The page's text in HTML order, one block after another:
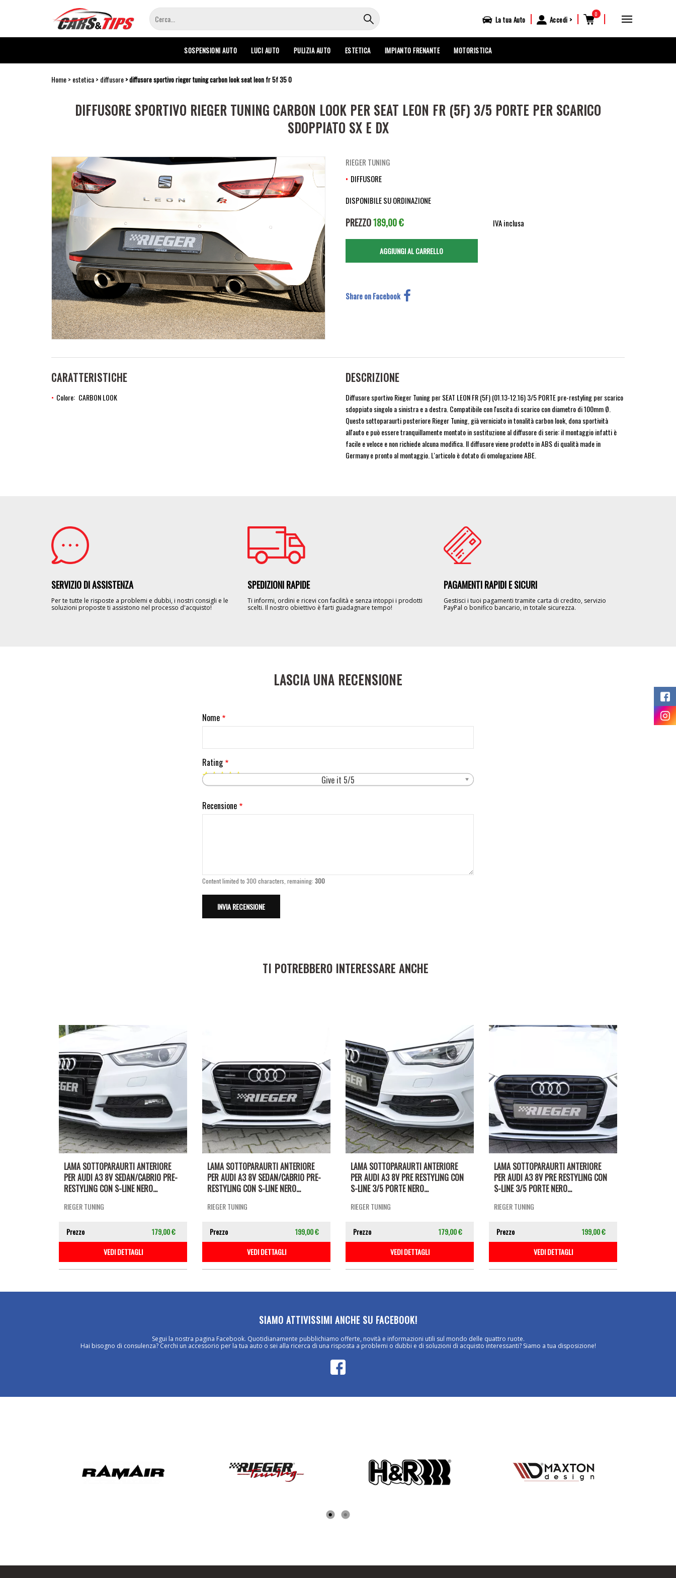
principale
La tua Auto | Accedi | 0 |
SOSPENSIONI AUTO LUCI AUTO PULIZIA AUTO ESTETICA IMPIANTO FRENANTE MOTORISTICA
Home estetica diffusore diffusore sportivo rieger tuning carbon look seat leon fr 5f 35 0
DIFFUSORE SPORTIVO RIEGER TUNING CARBON LOOK PER SEAT LEON FR (5F) 3/5 PORTE PER SCARICO
SDOPPIATO SX E DX
RIEGER TUNING
DIFFUSORE
DISPONIBILE SU ORDINAZIONE
PREZZO189,00 € IVA inclusa
Share on Facebook
CARATTERISTICHE
Colore CARBON LOOK
DESCRIZIONE
Diffusore sportivo Rieger Tuning per SEAT LEON FR (5F) (01.13-12.16) 3/5 PORTE pre-restyling per scarico
sdoppiato singolo a sinistra e a destra. Compatibile con l'uscita di scarico con diametro di 100mm Ø.
Questo sottoparaurti posteriore Rieger Tuning, già verniciato in tonalità carbon look, dona sportività
all'auto e può essere tranquillamente montato in sostituzione al diffusore di serie: il montaggio infatti è
facile e veloce e non richiede alcuna modifica. Il diffusore viene prodotto in ABS di qualità made in
Germany e pronto al montaggio. L'articolo è dotato di omologazione ABE.
Image
SERVIZIO DI ASSISTENZA
Per te tutte le risposte a problemi e dubbi, i nostri consigli e le
soluzioni proposte ti assistono nel processo d'acquisto!
Image
SPEDIZIONI RAPIDE
Ti informi, ordini e ricevi con facilità e senza intoppi i prodotti
scelti. Il nostro obiettivo è farti guadagnare tempo!
Image
PAGAMENTI RAPIDI E SICURI
Gestisci i tuoi pagamenti tramite carta di credito, servizio
PayPal o bonifico bancario, in totale sicurezza.
LASCIA UNA RECENSIONE
Nome
Rating
Give it 5/5
Recensione
Content limited to 300 characters, remaining: 300
TI POTREBBERO INTERESSARE ANCHE
LAMA SOTTOPARAURTI ANTERIORE
PER AUDI A3 8V SEDAN/CABRIO PRE-
RESTYLING CON S-LINE NERO...
RIEGER TUNING
Prezzo
179,00 €
VEDI DETTAGLI
LAMA SOTTOPARAURTI ANTERIORE
PER AUDI A3 8V SEDAN/CABRIO PRE-
RESTYLING CON S-LINE NERO...
RIEGER TUNING
Prezzo
199,00 €
VEDI DETTAGLI
LAMA SOTTOPARAURTI ANTERIORE
PER AUDI A3 8V PRE RESTYLING CON
S-LINE 3/5 PORTE NERO...
RIEGER TUNING
Prezzo
179,00 €
VEDI DETTAGLI
LAMA SOTTOPARAURTI ANTERIORE
PER AUDI A3 8V PRE RESTYLING CON
S-LINE 3/5 PORTE NERO...
RIEGER TUNING
Prezzo
199,00 €
VEDI DETTAGLI
SIAMO ATTIVISSIMI ANCHE SU FACEBOOK!
Segui la nostra pagina Facebook. Quotidianamente pubblichiamo offerte, novità e informazioni utili sul mondo delle quattro ruote.
Hai bisogno di consulenza? Cerchi un accessorio per la tua auto o sei alla ricerca di una risposta a problemi o dubbi e di soluzioni di acquisto interessanti? Siamo a tua disposizione!